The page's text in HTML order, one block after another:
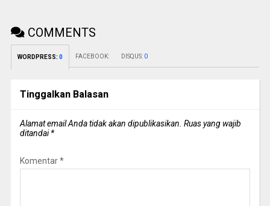
COMMENTS
WORDPRESS: 0 FACEBOOK: DISQUS: 0
Tinggalkan Balasan
Alamat email Anda tidak akan dipublikasikan. Ruas yang wajib
ditandai*
Komentar*